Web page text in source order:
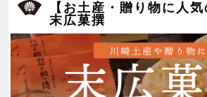
【お土産・贈り物に人気
末広菓撰